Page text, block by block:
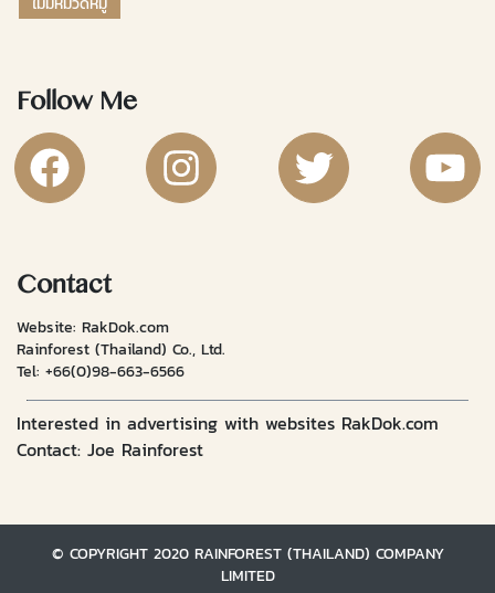
Follow Me
RakDok Channel FacebookRakDok Channel Instagram
RakDok Twitter Rakdok
Contact
Website: RakDok.com
Rainforest (Thailand) Co., Ltd.
Tel: +66(0)98-663-6566
Interested in advertising with websites RakDok.com
Contact: Joe Rainforest
© COPYRIGHT 2020 RAINFOREST (THAILAND) COMPANY
LIMITED